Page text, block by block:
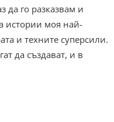
да го разказвам и
истории моя най-
и техните суперсили.
да създават, и в